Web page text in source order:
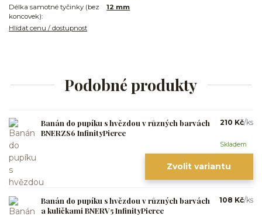
Délka samotné tyčinky (bez
koncovek):
12 mm
Hlídat cenu / dostupnost
Podobné produkty
Banán do pupíku s hvězdou v různých barvách
BNERZS6 InfinityPierce
210 Kč/ks
Skladem
Zvolit variantu
Banán do pupíku s hvězdou v různých barvách
a kuličkami BNERV5 InfinityPierce
108 Kč/ks